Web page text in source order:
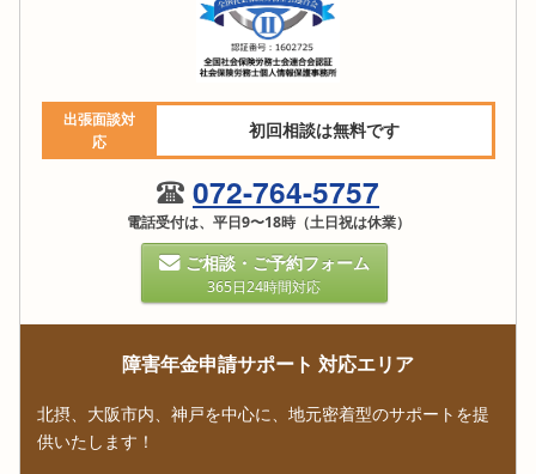
出張面談対
応
初回相談は無料です
072-764-5757
電話受付は、平日9〜18時（土日祝は休業）
ご相談・ご予約フォーム
365日24時間対応
障害年金申請サポート 対応エリア
北摂、大阪市内、神戸を中心に、地元密着型のサポートを提
供いたします！